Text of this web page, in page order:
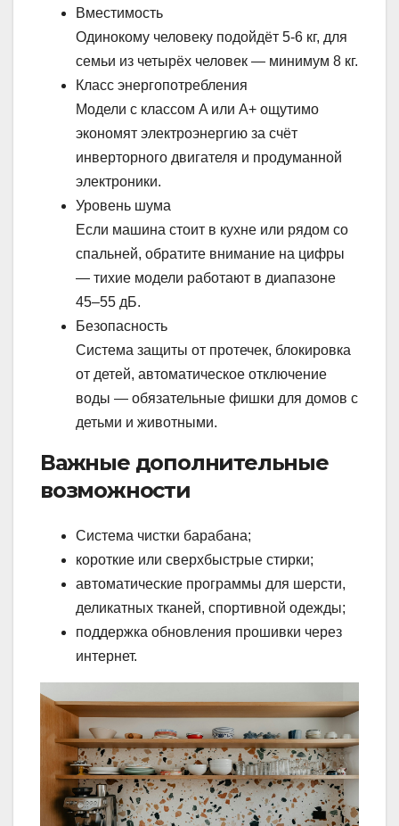
Вместимость
Одинокому человеку подойдёт 5-6 кг, для
семьи из четырёх человек — минимум 8 кг.
Класс энергопотребления
Модели с классом A или A+ ощутимо
экономят электроэнергию за счёт
инверторного двигателя и продуманной
электроники.
Уровень шума
Если машина стоит в кухне или рядом со
спальней, обратите внимание на цифры
— тихие модели работают в диапазоне
45–55 дБ.
Безопасность
Система защиты от протечек, блокировка
от детей, автоматическое отключение
воды — обязательные фишки для домов с
детьми и животными.
Важные дополнительные
возможности
Система чистки барабана;
короткие или сверхбыстрые стирки;
автоматические программы для шерсти,
деликатных тканей, спортивной одежды;
поддержка обновления прошивки через
интернет.